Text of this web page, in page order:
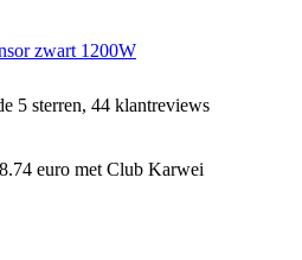
zwart 1200W
5 sterren, 44 klantreviews
euro met Club Karwei